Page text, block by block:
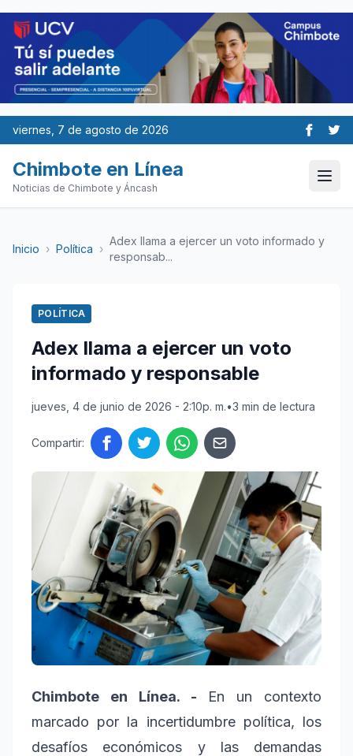
viernes, 7 de agosto de 2026
Chimbote en Línea
Noticias de Chimbote y Áncash
Inicio › Política ›
Adex llama a ejercer un voto informado y
responsab...
POLÍTICA
Adex llama a ejercer un voto
informado y responsable
jueves, 4 de junio de 2026 - 2:10p. m.•3 min de lectura
Compartir:
Chimbote en Línea. - En un contexto
marcado por la incertidumbre política, los
desafíos económicos y las demandas